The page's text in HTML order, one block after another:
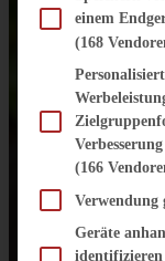
einem
(168
(166
Verwendung
Geräte
identifizieren